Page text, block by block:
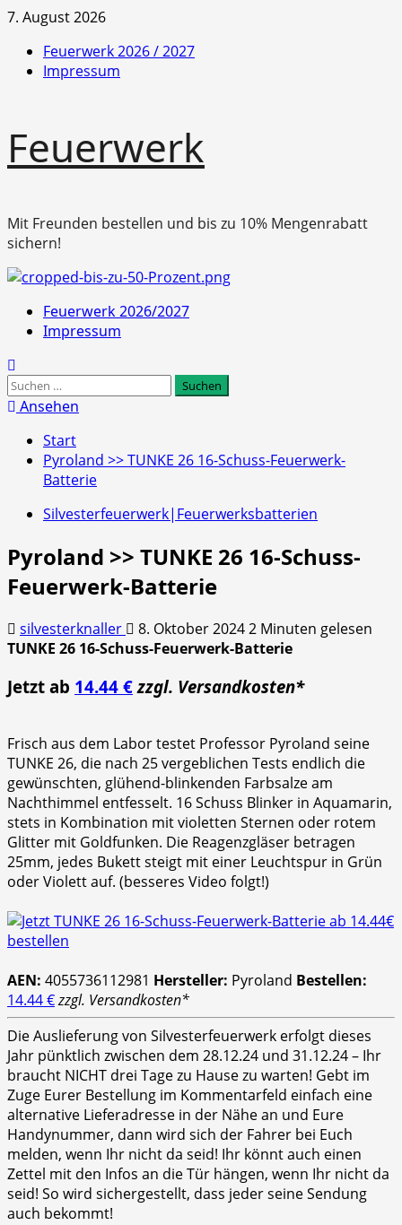
Zum
springen
7. August 2026
Feuerwerk 2026 / 2027
Impressum
Feuerwerk
Mit Freunden bestellen und bis zu 10% Mengenrabatt
sichern!
Primäres
Menü
Feuerwerk 2026/2027
Impressum
Suchen
nach:
Ansehen
Start
Pyroland >> TUNKE 26 16-Schuss-Feuerwerk-
Batterie
Silvesterfeuerwerk|Feuerwerksbatterien
Pyroland >> TUNKE 26 16-Schuss-
Feuerwerk-Batterie
silvesterknaller 8. Oktober 20242 Minuten gelesen
TUNKE 26 16-Schuss-Feuerwerk-Batterie
Jetzt ab 14.44 € zzgl. Versandkosten*
Frisch aus dem Labor testet Professor Pyroland seine
TUNKE 26, die nach 25 vergeblichen Tests endlich die
gewünschten, glühend-blinkenden Farbsalze am
Nachthimmel entfesselt. 16 Schuss Blinker in Aquamarin,
stets in Kombination mit violetten Sternen oder rotem
Glitter mit Goldfunken. Die Reagenzgläser betragen
25mm, jedes Bukett steigt mit einer Leuchtspur in Grün
oder Violett auf. (besseres Video folgt!)
AEN: 4055736112981 Hersteller: Pyroland Bestellen:
14.44 €zzgl. Versandkosten*
Die Auslieferung von Silvesterfeuerwerk erfolgt dieses
Jahr pünktlich zwischen dem 28.12.24 und 31.12.24 – Ihr
braucht NICHT drei Tage zu Hause zu warten! Gebt im
Zuge Eurer Bestellung im Kommentarfeld einfach eine
alternative Lieferadresse in der Nähe an und Eure
Handynummer, dann wird sich der Fahrer bei Euch
melden, wenn Ihr nicht da seid! Ihr könnt auch einen
Zettel mit den Infos an die Tür hängen, wenn Ihr nicht da
seid! So wird sichergestellt, dass jeder seine Sendung
auch bekommt!